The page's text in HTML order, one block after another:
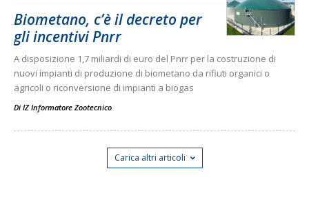
Biometano, c’è il decreto per
gli incentivi Pnrr
A disposizione 1,7 miliardi di euro del Pnrr per la costruzione di
nuovi impianti di produzione di biometano da rifiuti organici o
agricoli o riconversione di impianti a biogas
Di IZ Informatore Zootecnico
Carica altri articoli